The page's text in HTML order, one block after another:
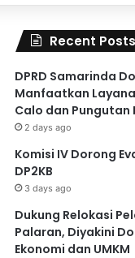
Recent Posts
DPRD Samarinda
Manfaatkan
Calo dan Pungutan
2 days ago
Komisi IV Dorong
DP2KB
3 days ago
Dukung Relokasi
Palaran, Diyakini
Ekonomi dan UMKM